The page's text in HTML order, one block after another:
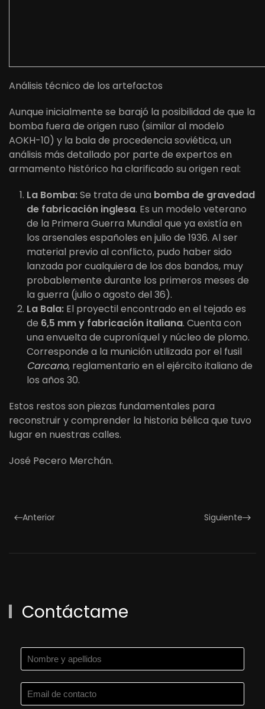
Análisis técnico de los artefactos
Aunque inicialmente se barajó la posibilidad de que la
bomba fuera de origen ruso (similar al modelo
AOKH-10) y la bala de procedencia soviética, un
análisis más detallado por parte de expertos en
armamento histórico ha clarificado su origen real:
La Bomba:Se trata de una bomba de gravedad
de fabricación inglesa. Es un modelo veterano
de la Primera Guerra Mundial que ya existía en
los arsenales españoles en julio de 1936. Al ser
material previo al conflicto, pudo haber sido
lanzada por cualquiera de los dos bandos, muy
probablemente durante los primeros meses de
la guerra (julio o agosto del 36).
La Bala: El proyectil encontrado en el tejado es
de 6,5 mm y fabricación italiana. Cuenta con
una envuelta de cuproníquel y núcleo de plomo.
Corresponde a la munición utilizada por el fusil
Carcano, reglamentario en el ejército italiano de
los años 30.
Estos restos son piezas fundamentales para
reconstruir y comprender la historia bélica que tuvo
lugar en nuestras calles.
José Pecero Merchán.
Anterior Siguiente
Contáctame